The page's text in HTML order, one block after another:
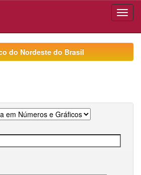
do Nordeste do Brasil